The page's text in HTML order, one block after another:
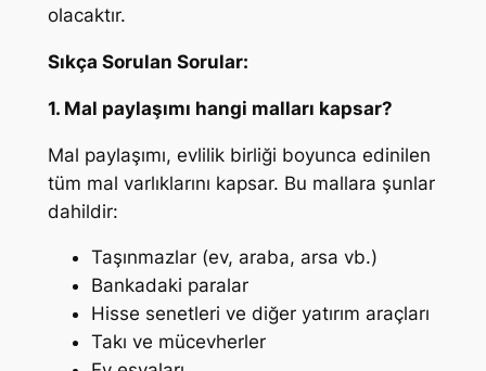
olacaktır.
Sıkça Sorulan Sorular:
1. Mal paylaşımı hangi malları kapsar?
Mal paylaşımı, evlilik birliği boyunca edinilen
tüm mal varlıklarını kapsar. Bu mallara şunlar
dahildir:
Taşınmazlar (ev, araba, arsa vb.)
Bankadaki paralar
Hisse senetleri ve diğer yatırım araçları
Takı ve mücevherler